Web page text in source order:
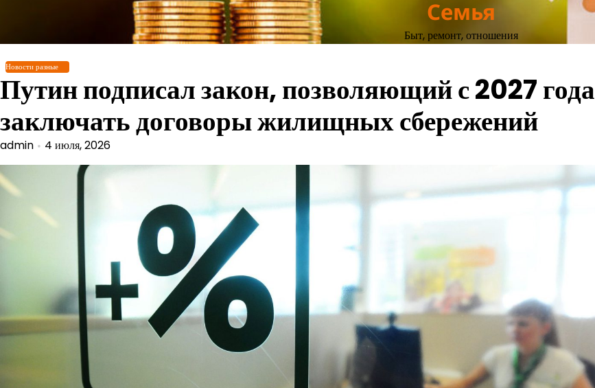
содержимому
Семья
Быт, ремонт, отношения
Новости разные
Путин подписал закон, позволяющий с 2027 года
заключать договоры жилищных сбережений
admin 4 июля, 2026